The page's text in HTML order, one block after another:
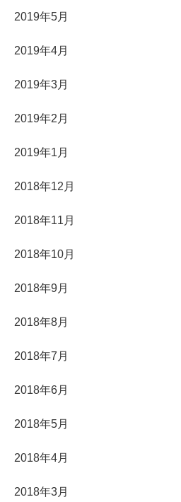
2019年5月
2019年4月
2019年3月
2019年2月
2019年1月
2018年12月
2018年11月
2018年10月
2018年9月
2018年8月
2018年7月
2018年6月
2018年5月
2018年4月
2018年3月